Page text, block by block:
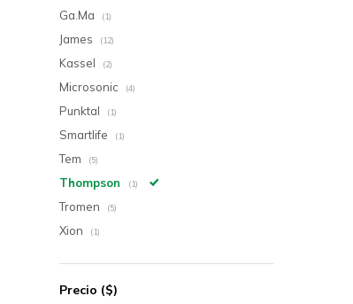
Ga.Ma (1)
James (12)
Kassel (2)
Microsonic (4)
Punktal (1)
Smartlife (1)
Tem (5)
Thompson (1)
Tromen (5)
Xion (1)
Precio ($)